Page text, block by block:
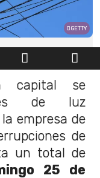
GETTY
capital se
de luz
empresa de
de
un total de
25 de